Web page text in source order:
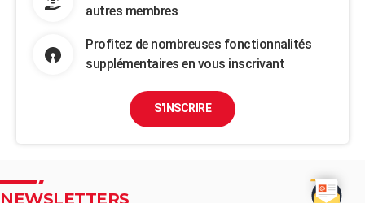
autres membres
Profitez de nombreuses fonctionnalités
supplémentaires en vous inscrivant
S'INSCRIRE
NEWSLETTERS